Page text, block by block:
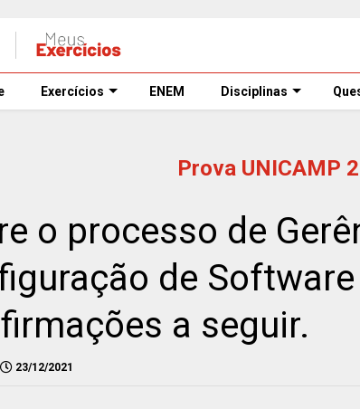
Exercícios ENEM Disciplinas
Prova UNICAMP
o processo de
de Software
a seguir.
23/12/2021